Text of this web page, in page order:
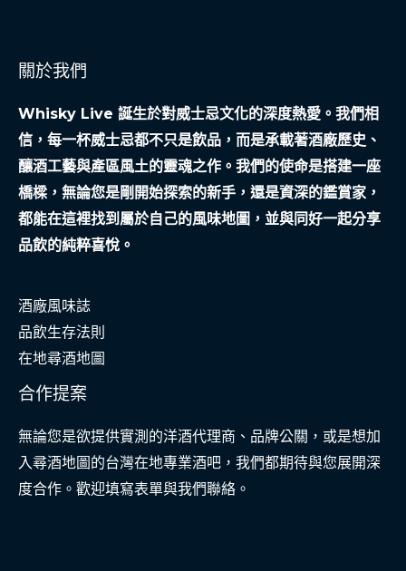
關於我們
Whisky Live 誕生於對威士忌文化的深度熱愛。我們相
信，每一杯威士忌都不只是飲品，而是承載著酒廠歷史、
釀酒工藝與產區風土的靈魂之作。我們的使命是搭建一座
橋樑，無論您是剛開始探索的新手，還是資深的鑑賞家，
都能在這裡找到屬於自己的風味地圖，並與同好一起分享
品飲的純粹喜悅。
酒廠風味誌
品飲生存法則
在地尋酒地圖
合作提案
無論您是欲提供實測的洋酒代理商、品牌公關，或是想加
入尋酒地圖的台灣在地專業酒吧，我們都期待與您展開深
度合作。歡迎填寫表單與我們聯絡。